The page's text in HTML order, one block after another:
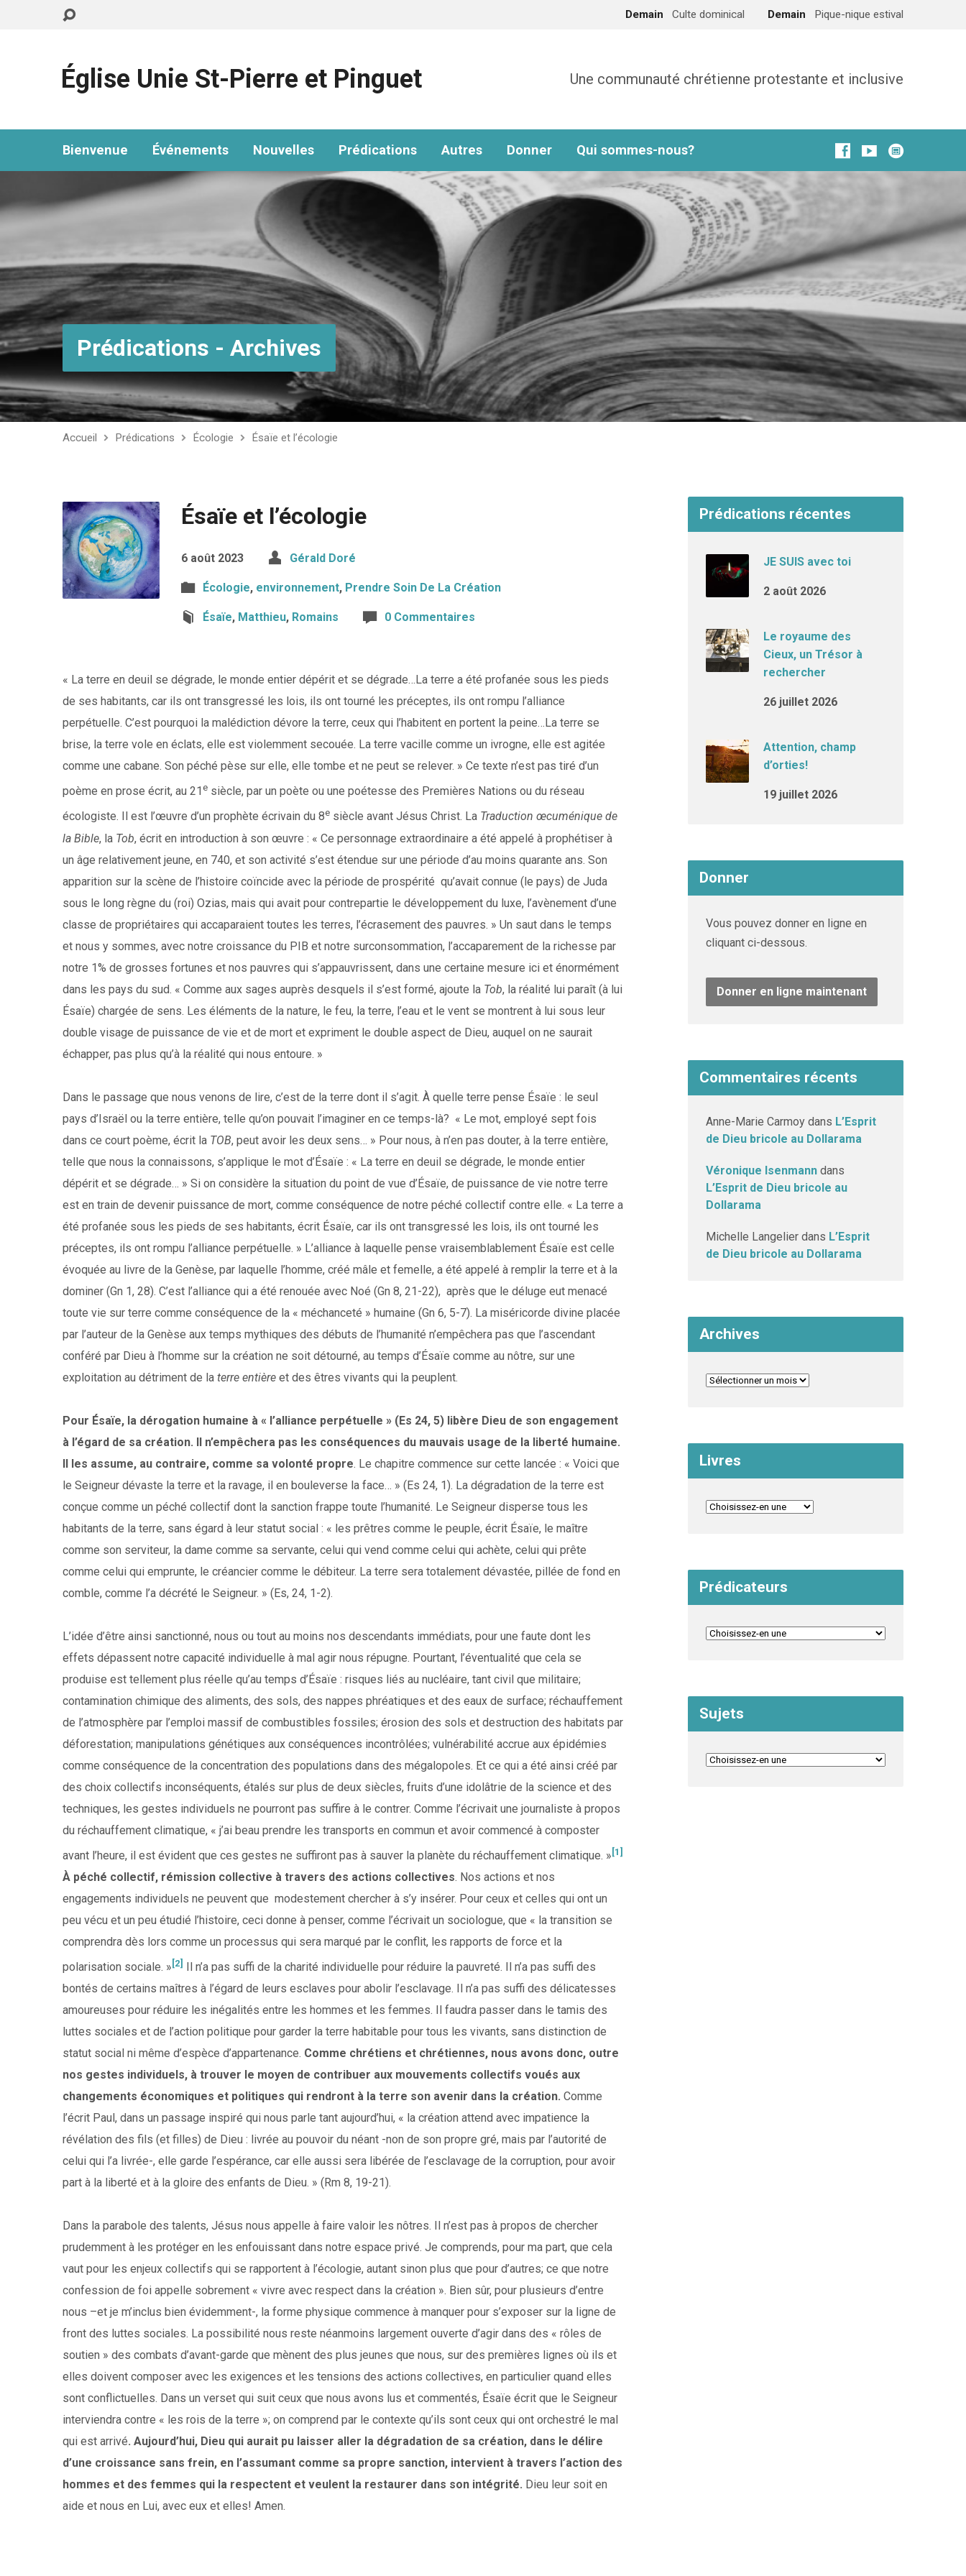
Demain Culte dominical Demain Pique-nique estival
Église Unie St-Pierre et Pinguet Une communauté chrétienne protestante et inclusive
Bienvenue Événements Nouvelles Prédications Autres Donner Qui sommes-nous?
Prédications - Archives
Accueil Prédications Écologie Ésaïe et l’écologie
Ésaïe et l’écologie
6 août 2023 Gérald Doré
Écologie, environnement, Prendre Soin De La Création
Ésaïe, Matthieu, Romains 0 Commentaires
« La terre en deuil se dégrade, le monde entier dépérit et se dégrade…La terre a été profanée sous les pieds
de ses habitants, car ils ont transgressé les lois, ils ont tourné les préceptes, ils ont rompu l’alliance
perpétuelle. C’est pourquoi la malédiction dévore la terre, ceux qui l’habitent en portent la peine…La terre se
brise, la terre vole en éclats, elle est violemment secouée. La terre vacille comme un ivrogne, elle est agitée
comme une cabane. Son péché pèse sur elle, elle tombe et ne peut se relever. » Ce texte n’est pas tiré d’un
poème en prose écrit, au 21 e siècle, par un poète ou une poétesse des Premières Nations ou du réseau
écologiste. Il est l’œuvre d’un prophète écrivain du 8e siècle avant Jésus Christ. La Traduction œcuménique de
la Bible, la Tob, écrit en introduction à son œuvre : « Ce personnage extraordinaire a été appelé à prophétiser à
un âge relativement jeune, en 740, et son activité s’est étendue sur une période d’au moins quarante ans. Son
apparition sur la scène de l’histoire coïncide avec la période de prospérité qu’avait connue (le pays) de Juda
sous le long règne du (roi) Ozias, mais qui avait pour contrepartie le développement du luxe, l’avènement d’une
classe de propriétaires qui accaparaient toutes les terres, l’écrasement des pauvres. » Un saut dans le temps
et nous y sommes, avec notre croissance du PIB et notre surconsommation, l’accaparement de la richesse par
notre 1% de grosses fortunes et nos pauvres qui s’appauvrissent, dans une certaine mesure ici et énormément
dans les pays du sud. « Comme aux sages auprès desquels il s’est formé, ajoute la Tob, la réalité lui paraît (à lui
Ésaïe) chargée de sens. Les éléments de la nature, le feu, la terre, l’eau et le vent se montrent à lui sous leur
double visage de puissance de vie et de mort et expriment le double aspect de Dieu, auquel on ne saurait
échapper, pas plus qu’à la réalité qui nous entoure. »
Dans le passage que nous venons de lire, c’est de la terre dont il s’agit. À quelle terre pense Ésaïe : le seul
pays d’Israël ou la terre entière, telle qu’on pouvait l’imaginer en ce temps-là? « Le mot, employé sept fois
dans ce court poème, écrit la TOB, peut avoir les deux sens… » Pour nous, à n’en pas douter, à la terre entière,
telle que nous la connaissons, s’applique le mot d’Ésaïe : « La terre en deuil se dégrade, le monde entier
dépérit et se dégrade… » Si on considère la situation du point de vue d’Ésaïe, de puissance de vie notre terre
est en train de devenir puissance de mort, comme conséquence de notre péché collectif contre elle. « La terre a
été profanée sous les pieds de ses habitants, écrit Ésaïe, car ils ont transgressé les lois, ils ont tourné les
préceptes, ils ont rompu l’alliance perpétuelle. » L’alliance à laquelle pense vraisemblablement Ésaïe est celle
évoquée au livre de la Genèse, par laquelle l’homme, créé mâle et femelle, a été appelé à remplir la terre et à la
dominer (Gn 1, 28). C’est l’alliance qui a été renouée avec Noé (Gn 8, 21-22), après que le déluge eut menacé
toute vie sur terre comme conséquence de la « méchanceté » humaine (Gn 6, 5-7). La miséricorde divine placée
par l’auteur de la Genèse aux temps mythiques des débuts de l’humanité n’empêchera pas que l’ascendant
conféré par Dieu à l’homme sur la création ne soit détourné, au temps d’Ésaïe comme au nôtre, sur une
exploitation au détriment de la terre entière et des êtres vivants qui la peuplent.
Pour Ésaïe, la dérogation humaine à « l’alliance perpétuelle » (Es 24, 5) libère Dieu de son engagement
à l’égard de sa création. Il n’empêchera pas les conséquences du mauvais usage de la liberté humaine.
Il les assume, au contraire, comme sa volonté propre. Le chapitre commence sur cette lancée : « Voici que
le Seigneur dévaste la terre et la ravage, il en bouleverse la face… » (Es 24, 1). La dégradation de la terre est
conçue comme un péché collectif dont la sanction frappe toute l’humanité. Le Seigneur disperse tous les
habitants de la terre, sans égard à leur statut social : « les prêtres comme le peuple, écrit Ésaïe, le maître
comme son serviteur, la dame comme sa servante, celui qui vend comme celui qui achète, celui qui prête
comme celui qui emprunte, le créancier comme le débiteur. La terre sera totalement dévastée, pillée de fond en
comble, comme l’a décrété le Seigneur. » (Es, 24, 1-2).
L’idée d’être ainsi sanctionné, nous ou tout au moins nos descendants immédiats, pour une faute dont les
effets dépassent notre capacité individuelle à mal agir nous répugne. Pourtant, l’éventualité que cela se
produise est tellement plus réelle qu’au temps d’Ésaïe : risques liés au nucléaire, tant civil que militaire;
contamination chimique des aliments, des sols, des nappes phréatiques et des eaux de surface; réchauffement
de l’atmosphère par l’emploi massif de combustibles fossiles; érosion des sols et destruction des habitats par
déforestation; manipulations génétiques aux conséquences incontrôlées; vulnérabilité accrue aux épidémies
comme conséquence de la concentration des populations dans des mégalopoles. Et ce qui a été ainsi créé par
des choix collectifs inconséquents, étalés sur plus de deux siècles, fruits d’une idolâtrie de la science et des
techniques, les gestes individuels ne pourront pas suffire à le contrer. Comme l’écrivait une journaliste à propos
du réchauffement climatique, « j’ai beau prendre les transports en commun et avoir commencé à composter
avant l’heure, il est évident que ces gestes ne suffiront pas à sauver la planète du réchauffement climatique. » [1]
À péché collectif, rémission collective à travers des actions collectives. Nos actions et nos
engagements individuels ne peuvent que modestement chercher à s’y insérer. Pour ceux et celles qui ont un
peu vécu et un peu étudié l’histoire, ceci donne à penser, comme l’écrivait un sociologue, que « la transition se
comprendra dès lors comme un processus qui sera marqué par le conflit, les rapports de force et la
polarisation sociale. » [2]
Il n’a pas suffi de la charité individuelle pour réduire la pauvreté. Il n’a pas suffi des
bontés de certains maîtres à l’égard de leurs esclaves pour abolir l’esclavage. Il n’a pas suffi des délicatesses
amoureuses pour réduire les inégalités entre les hommes et les femmes. Il faudra passer dans le tamis des
luttes sociales et de l’action politique pour garder la terre habitable pour tous les vivants, sans distinction de
statut social ni même d’espèce d’appartenance. Comme chrétiens et chrétiennes, nous avons donc, outre
nos gestes individuels, à trouver le moyen de contribuer aux mouvements collectifs voués aux
changements économiques et politiques qui rendront à la terre son avenir dans la création. Comme
l’écrit Paul, dans un passage inspiré qui nous parle tant aujourd’hui, « la création attend avec impatience la
révélation des fils (et filles) de Dieu : livrée au pouvoir du néant -non de son propre gré, mais par l’autorité de
celui qui l’a livrée-, elle garde l’espérance, car elle aussi sera libérée de l’esclavage de la corruption, pour avoir
part à la liberté et à la gloire des enfants de Dieu. » (Rm 8, 19-21).
Dans la parabole des talents, Jésus nous appelle à faire valoir les nôtres. Il n’est pas à propos de chercher
prudemment à les protéger en les enfouissant dans notre espace privé. Je comprends, pour ma part, que cela
vaut pour les enjeux collectifs qui se rapportent à l’écologie, autant sinon plus que pour d’autres; ce que notre
confession de foi appelle sobrement « vivre avec respect dans la création ». Bien sûr, pour plusieurs d’entre
nous –et je m’inclus bien évidemment-, la forme physique commence à manquer pour s’exposer sur la ligne de
front des luttes sociales. La possibilité nous reste néanmoins largement ouverte d’agir dans des « rôles de
soutien » des combats d’avant-garde que mènent des plus jeunes que nous, sur des premières lignes où ils et
elles doivent composer avec les exigences et les tensions des actions collectives, en particulier quand elles
sont conflictuelles. Dans un verset qui suit ceux que nous avons lus et commentés, Ésaïe écrit que le Seigneur
interviendra contre « les rois de la terre »; on comprend par le contexte qu’ils sont ceux qui ont orchestré le mal
qui est arrivé. Aujourd’hui, Dieu qui aurait pu laisser aller la dégradation de sa création, dans le délire
d’une croissance sans frein, en l’assumant comme sa propre sanction, intervient à travers l’action des
hommes et des femmes qui la respectent et veulent la restaurer dans son intégrité. Dieu leur soit en
aide et nous en Lui, avec eux et elles! Amen.
Prédications récentes
JE SUIS avec toi
2 août 2026
Le royaume des
Cieux, un Trésor à
rechercher
26 juillet 2026
Attention, champ
d’orties!
19 juillet 2026
Donner
Vous pouvez donner en ligne en
cliquant ci-dessous.
Donner en ligne maintenant
Commentaires récents
Anne-Marie Carmoy dans L’Esprit
de Dieu bricole au Dollarama
Véronique Isenmann dans
L’Esprit de Dieu bricole au
Dollarama
Michelle Langelier dans L’Esprit
de Dieu bricole au Dollarama
Archives
Livres
Prédicateurs
Sujets